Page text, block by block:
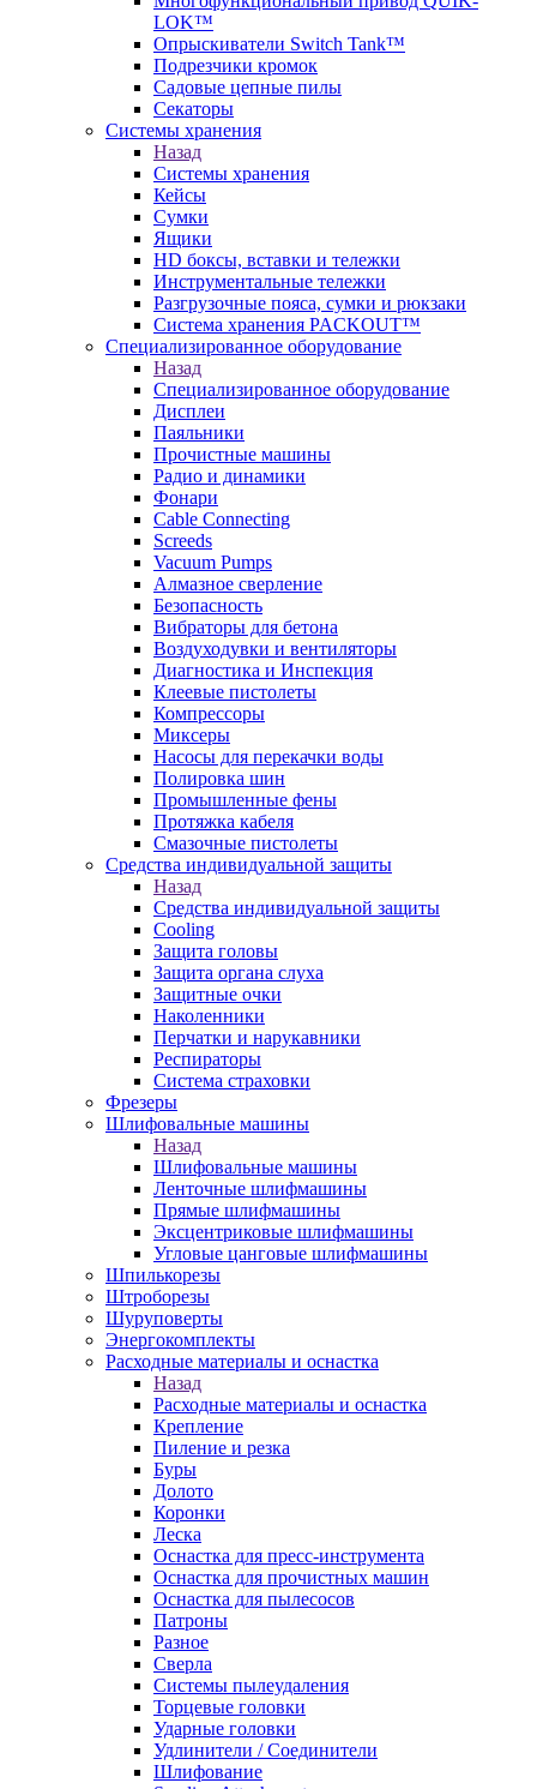
LOK™
Опрыскиватели Switch Tank™
Подрезчики кромок
Садовые цепные пилы
Секаторы
Системы хранения
Назад
Системы хранения
Кейсы
Сумки
Ящики
HD боксы, вставки и тележки
Инструментальные тележки
Разгрузочные пояса, сумки и рюкзаки
Система хранения PACKOUT™
Специализированное оборудование
Назад
Специализированное оборудование
Дисплеи
Паяльники
Прочистные машины
Радио и динамики
Фонари
Cable Connecting
Screeds
Vacuum Pumps
Алмазное сверление
Безопасность
Вибраторы для бетона
Воздуходувки и вентиляторы
Диагностика и Инспекция
Клеевые пистолеты
Компрессоры
Миксеры
Насосы для перекачки воды
Полировка шин
Промышленные фены
Протяжка кабеля
Смазочные пистолеты
Средства индивидуальной защиты
Назад
Средства индивидуальной защиты
Cooling
Защита головы
Защита органа слуха
Защитные очки
Наколенники
Перчатки и нарукавники
Респираторы
Система страховки
Фрезеры
Шлифовальные машины
Назад
Шлифовальные машины
Ленточные шлифмашины
Прямые шлифмашины
Эксцентриковые шлифмашины
Угловые цанговые шлифмашины
Шпилькорезы
Штроборезы
Шуруповерты
Энергокомплекты
Расходные материалы и оснастка
Назад
Расходные материалы и оснастка
Крепление
Пиление и резка
Буры
Долото
Коронки
Леска
Оснастка для пресс-инструмента
Оснастка для прочистных машин
Оснастка для пылесосов
Патроны
Разное
Сверла
Системы пылеудаления
Торцевые головки
Ударные головки
Удлинители / Соединители
Шлифование